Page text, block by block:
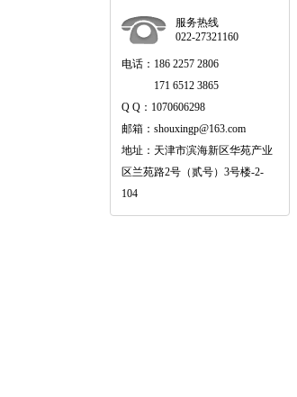
服务热线
022-27321160
电话：186 2257 2806
171 6512 3865
Q Q：1070606298
邮箱：shouxingp@163.com
地址：天津市滨海新区华苑产业
区兰苑路2号（贰号）3号楼-2-
104